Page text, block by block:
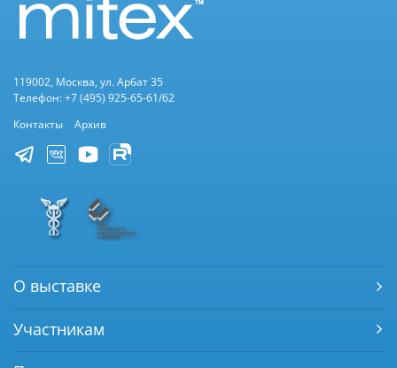
119002, Москва, ул. Арбат 35
Телефон: +7 (495) 925-65-61/62
Контакты
Архив
О выставке
Участникам